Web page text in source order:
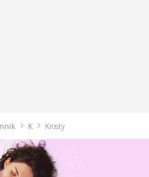
K Krosty